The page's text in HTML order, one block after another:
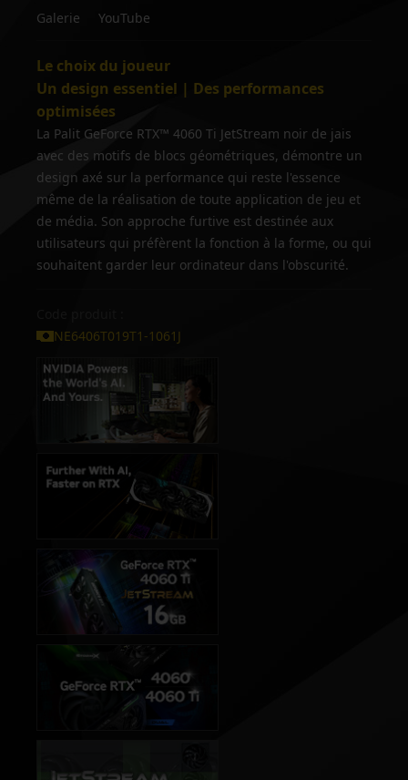
Galerie
YouTube
Le choix du joueur
Un design essentiel | Des performances
optimisées
La Palit GeForce RTX™ 4060 Ti JetStream noir de jais
avec des motifs de blocs géométriques, démontre un
design axé sur la performance qui reste l'essence
même de la réalisation de toute application de jeu et
de média. Son approche furtive est destinée aux
utilisateurs qui préfèrent la fonction à la forme, ou qui
souhaitent garder leur ordinateur dans l'obscurité.
NE6406T019T1-1061J